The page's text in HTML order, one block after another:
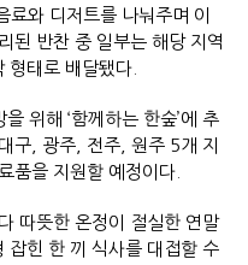
와 디저트를 나눠주며 이
된 반찬 중 일부는 해당 지역
형태로 배달됐다.
위해 ‘함께하는 한숲’에 추
구, 광주, 전주, 원주 5개 지
품을 지원할 예정이다.
따뜻한 온정이 절실한 연말
잡힌 한 끼 식사를 대접할 수